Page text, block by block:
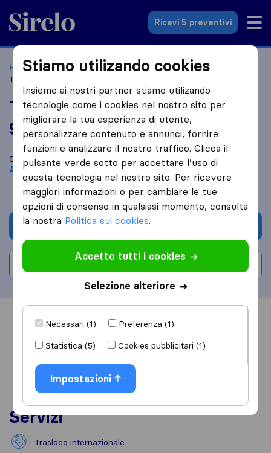
Sirelo.it
Ricevi 5 preventivi
Home Le 10 migliori aziende di traslochi in Italia
Tts Traslochi
Tts Traslochi
9,6 basato su 5
recensioni di Sirelo e Google
i
Confronta Tts Traslochi con altre aziende di traslochi
Avellino
Chiedi preventivo
Informazioni Recensioni
Servizi
Trasloco internazionale
Stiamo utilizando cookies
Insieme ai nostri partner stiamo utilizando
tecnologie come i cookies nel nostro sito per
migliorare la tua esperienza di utente,
personalizzare contenuto e annunci, fornire
funzioni e analizzare il nostro traffico. Clicca il
pulsante verde sotto per accettare l’uso di
questa tecnologia nel nostro sito. Per ricevere
maggiori informazioni o per cambiare le tue
opzioni di consenso in qualsiasi momento, consulta
la nostra Politica sui cookies.
Accetto tutti i cookies
Selezione alteriore
Necessari (1)
Preferenza (1)
Statistica (5)
Cookies pubblicitari (1)
Impostazioni